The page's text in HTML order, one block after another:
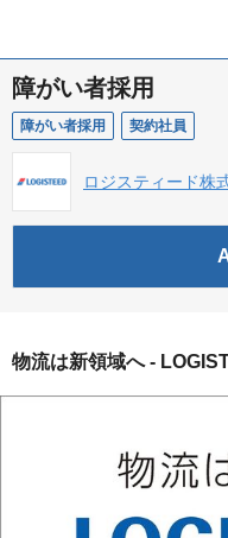
障がい者採用
障がい者採用 契約社員
ロジスティード株
物流は新領域へ -